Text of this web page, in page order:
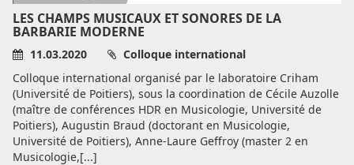
LES CHAMPS MUSICAUX ET SONORES DE LA
BARBARIE MODERNE
11.03.2020
Colloque international
Colloque international organisé par le laboratoire Criham
(Université de Poitiers), sous la coordination de Cécile Auzolle
(maître de conférences HDR en Musicologie, Université de
Poitiers), Augustin Braud (doctorant en Musicologie,
Université de Poitiers), Anne-Laure Geffroy (master 2 en
Musicologie,[...]